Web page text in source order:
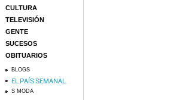
CULTURA
TELEVISIÓN
GENTE
SUCESOS
OBITUARIOS
BLOGS
S MODA